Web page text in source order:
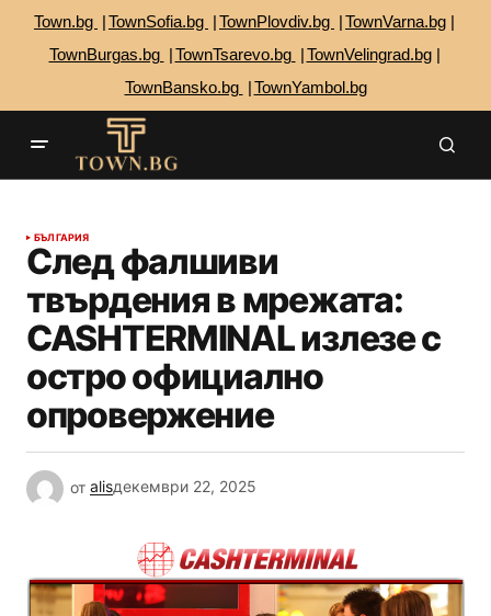
Town.bg TownSofia.bg TownPlovdiv.bg
TownVarna.bg
TownBurgas.bg
TownTsarevo.bg
TownVelingrad.bg
TownBansko.bg
TownYambol.bg
БЪЛГАРИЯ
След фалшиви
твърдения в мрежата:
CASHTERMINAL излезе с
остро официално
опровержение
от alisдекември 22, 2025